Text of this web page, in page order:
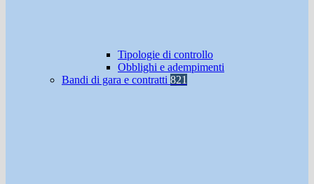
Tipologie di controllo
Obblighi e adempimenti
Bandi di gara e contratti 821